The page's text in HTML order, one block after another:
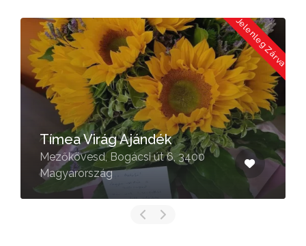
Jelenleg Zárva
Tímea Virág Ajándék
Mezőkövesd, Bogácsi út 6, 3400
Magyarország